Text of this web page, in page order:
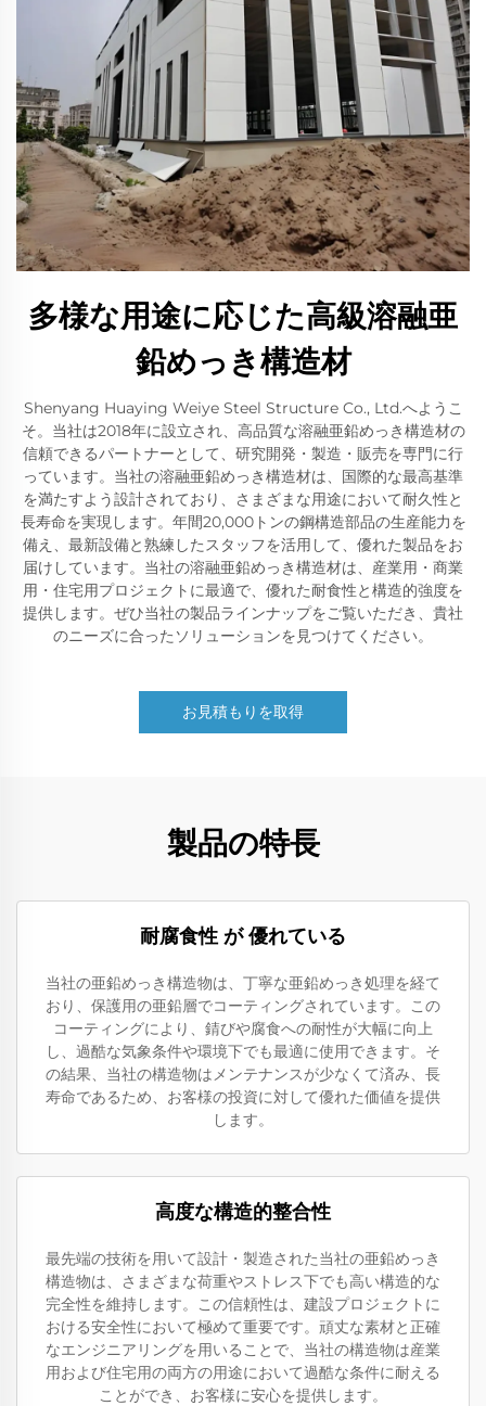
多様な用途に応じた高級溶融亜
鉛めっき構造材
Shenyang Huaying Weiye Steel Structure Co., Ltd.へようこ
そ。当社は2018年に設立され、高品質な溶融亜鉛めっき構造材の
信頼できるパートナーとして、研究開発・製造・販売を専門に行
っています。当社の溶融亜鉛めっき構造材は、国際的な最高基準
を満たすよう設計されており、さまざまな用途において耐久性と
長寿命を実現します。年間20,000トンの鋼構造部品の生産能力を
備え、最新設備と熟練したスタッフを活用して、優れた製品をお
届けしています。当社の溶融亜鉛めっき構造材は、産業用・商業
用・住宅用プロジェクトに最適で、優れた耐食性と構造的強度を
提供します。ぜひ当社の製品ラインナップをご覧いただき、貴社
のニーズに合ったソリューションを見つけてください。
お見積もりを取得
製品の特長
耐腐食性 が 優れている
当社の亜鉛めっき構造物は、丁寧な亜鉛めっき処理を経て
おり、保護用の亜鉛層でコーティングされています。この
コーティングにより、錆びや腐食への耐性が大幅に向上
し、過酷な気象条件や環境下でも最適に使用できます。そ
の結果、当社の構造物はメンテナンスが少なくて済み、長
寿命であるため、お客様の投資に対して優れた価値を提供
します。
高度な構造的整合性
最先端の技術を用いて設計・製造された当社の亜鉛めっき
構造物は、さまざまな荷重やストレス下でも高い構造的な
完全性を維持します。この信頼性は、建設プロジェクトに
おける安全性において極めて重要です。頑丈な素材と正確
なエンジニアリングを用いることで、当社の構造物は産業
用および住宅用の両方の用途において過酷な条件に耐える
ことができ、お客様に安心を提供します。